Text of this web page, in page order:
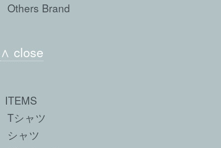
Others Brand
∧ close
ITEMS
Tシャツ
シャツ